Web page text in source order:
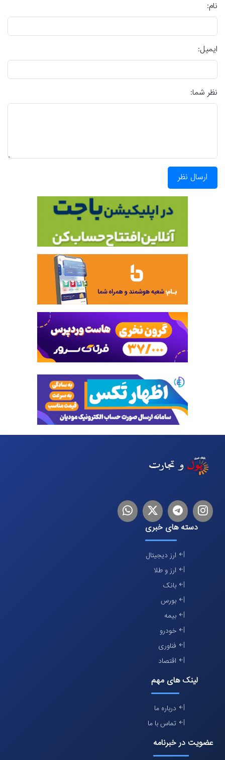
نام:
ایمیل:
نظر شما:
ارسال نظر
اینستاگرام
تلگرام توییترلینکدین
دسته های خبری
ارز دیجیتال
ارز و طلا
بانک
بورس
بیمه
خودرو
فناوری
اقتصاد
لینک های مهم
درباره ما
تماس با ما
عضویت در خبرنامه